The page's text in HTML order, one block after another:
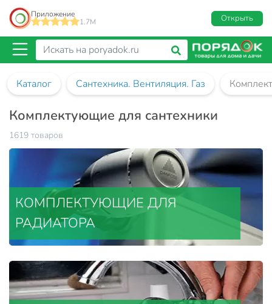
Приложение
1.7M
Открыть
Каталог Сантехника. Вентиляция. Газ
Комплектующие для сантехники
1619 товаров
КОМПЛЕКТУЮЩИЕ ДЛЯ
РАДИАТОРА